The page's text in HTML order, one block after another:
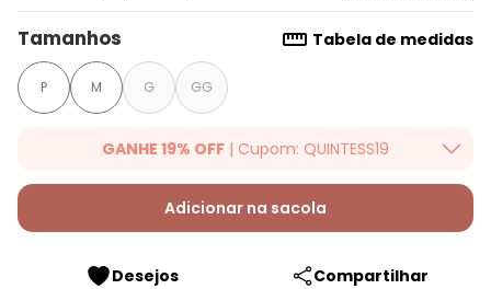
Tamanhos Tabela de medidas
P M G GG
GANHE 19% OFF | Cupom: QUINTESS19
Ganhe 19% OFF Extra em qualquer valor, usando o cupom:
QUINTESS19. Válido para toda loja Quintess, até 07/08/2026.
Adicionar na sacola
Desejos Compartilhar